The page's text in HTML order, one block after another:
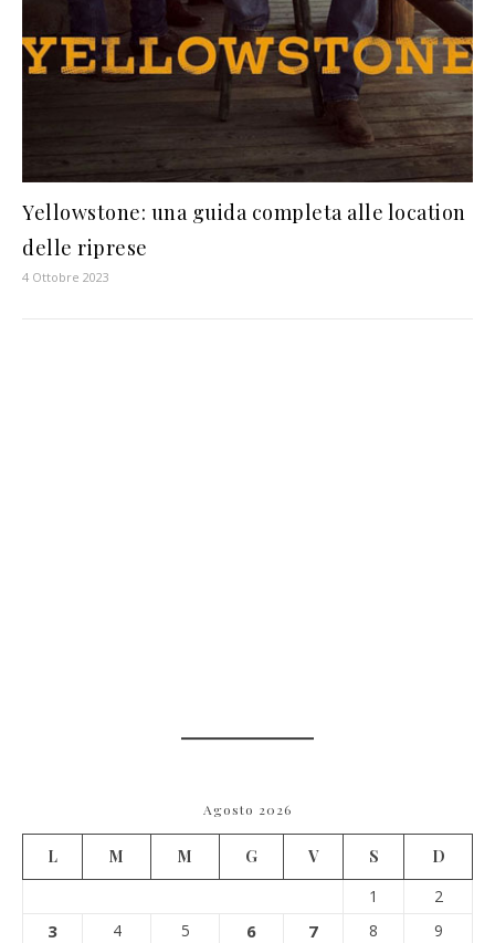
Yellowstone: una guida completa alle location
delle riprese
4 Ottobre 2023
Agosto 2026
L M M G V S
D
1
2
3 4 5 6 7 8
9